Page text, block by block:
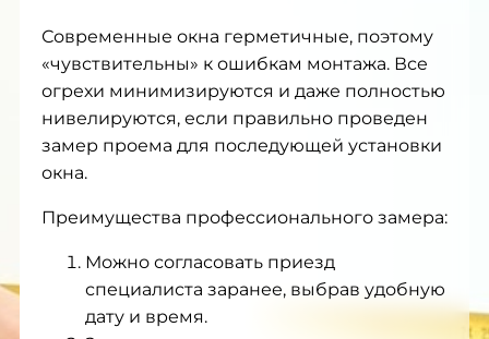
Современные окна герметичные, поэтому
«чувствительны» к ошибкам монтажа. Все
огрехи минимизируются и даже полностью
нивелируются, если правильно проведен
замер проема для последующей установки
окна.
Преимущества профессионального замера:
Можно согласовать приезд
специалиста заранее, выбрав удобную
дату и время.